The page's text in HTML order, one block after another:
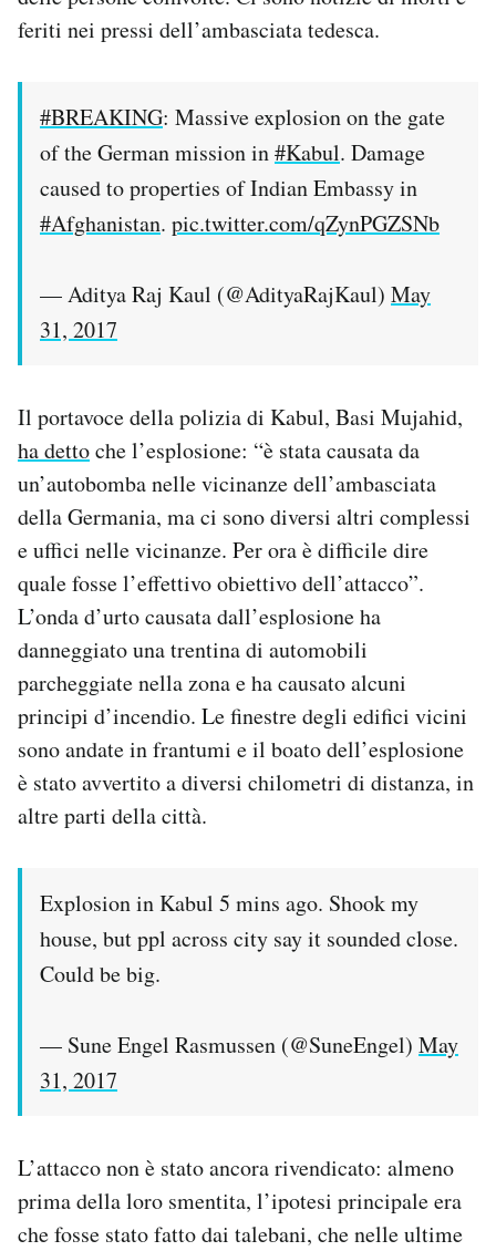
feriti nei pressi dell’ambasciata tedesca.
#BREAKING: Massive explosion on the gate
of the German mission in#Kabul. Damage
caused to properties of Indian Embassy in
#Afghanistan. pic.twitter.com/qZynPGZSNb
— Aditya Raj Kaul (@AdityaRajKaul) May
31, 2017
Il portavoce della polizia di Kabul, Basi Mujahid,
ha dettoche l’esplosione: “è stata causata da
un’autobomba nelle vicinanze dell’ambasciata
della Germania, ma ci sono diversi altri complessi
e uffici nelle vicinanze. Per ora è difficile dire
quale fosse l’effettivo obiettivo dell’attacco”.
L’onda d’urto causata dall’esplosione ha
danneggiato una trentina di automobili
parcheggiate nella zona e ha causato alcuni
principi d’incendio. Le finestre degli edifici vicini
sono andate in frantumi e il boato dell’esplosione
è stato avvertito a diversi chilometri di distanza, in
altre parti della città.
Explosion in Kabul 5 mins ago. Shook my
house, but ppl across city say it sounded close.
Could be big.
— Sune Engel Rasmussen (@SuneEngel) May
31, 2017
L’attacco non è stato ancora rivendicato: almeno
prima della loro smentita, l’ipotesi principale era
che fosse stato fatto dai talebani, che nelle ultime